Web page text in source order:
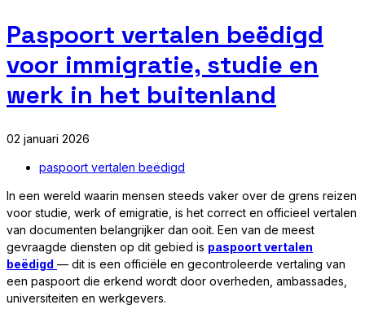
Paspoort vertalen beëdigd
voor immigratie, studie en
werk in het buitenland
02 januari 2026
paspoort vertalen beëdigd
In een wereld waarin mensen steeds vaker over de grens reizen
voor studie, werk of emigratie, is het correct en officieel vertalen
van documenten belangrijker dan ooit. Een van de meest
gevraagde diensten op dit gebied is paspoort vertalen
beëdigd — dit is een officiële en gecontroleerde vertaling van
een paspoort die erkend wordt door overheden, ambassades,
universiteiten en werkgevers.